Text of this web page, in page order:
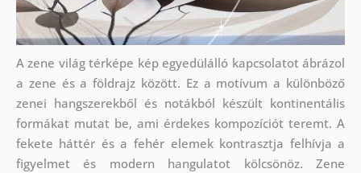
A zene világ térképe kép egyedülálló kapcsolatot ábrázol
a zene és a földrajz között. Ez a motívum a különböző
zenei hangszerekből és notákból készült kontinentális
formákat mutat be, ami érdekes kompozíciót teremt. A
fekete háttér és a fehér elemek kontrasztja felhívja a
figyelmet és modern hangulatot kölcsönöz. Zene